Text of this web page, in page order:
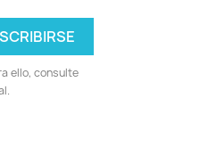
ello, consulte